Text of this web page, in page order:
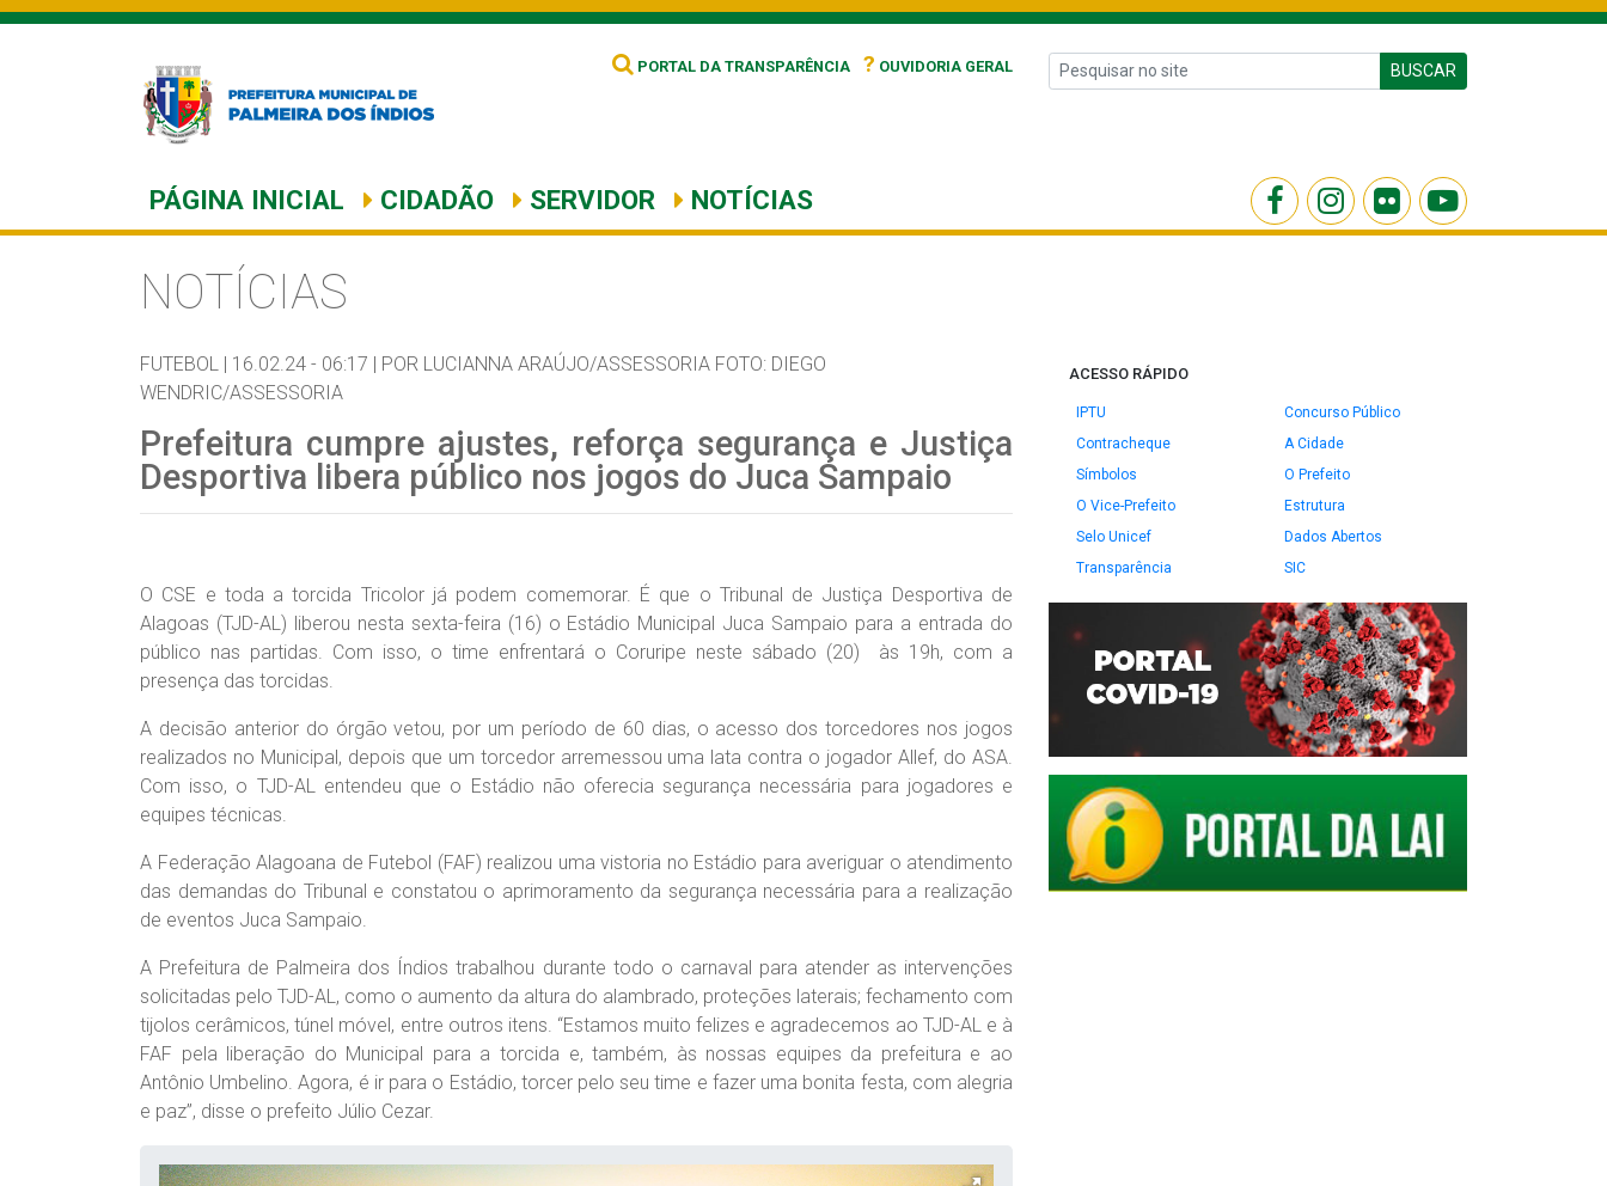
PORTAL DA TRANSPARÊNCIA ? OUVIDORIA GERAL BUSCAR
PÁGINA INICIAL CIDADÃO SERVIDOR NOTÍCIAS
NOTÍCIAS
FUTEBOL | 16.02.24 - 06:17 | POR LUCIANNA ARAÚJO/ASSESSORIA FOTO: DIEGO
WENDRIC/ASSESSORIA
Prefeitura cumpre ajustes, reforça segurança e Justiça
Desportiva libera público nos jogos do Juca Sampaio
O CSE e toda a torcida Tricolor já podem comemorar. É que o Tribunal de Justiça Desportiva de
Alagoas (TJD-AL) liberou nesta sexta-feira (16) o Estádio Municipal Juca Sampaio para a entrada do
público nas partidas. Com isso, o time enfrentará o Coruripe neste sábado (20) às 19h, com a
presença das torcidas.
A decisão anterior do órgão vetou, por um período de 60 dias, o acesso dos torcedores nos jogos
realizados no Municipal, depois que um torcedor arremessou uma lata contra o jogador Allef, do ASA.
Com isso, o TJD-AL entendeu que o Estádio não oferecia segurança necessária para jogadores e
equipes técnicas.
A Federação Alagoana de Futebol (FAF) realizou uma vistoria no Estádio para averiguar o atendimento
das demandas do Tribunal e constatou o aprimoramento da segurança necessária para a realização
de eventos Juca Sampaio.
A Prefeitura de Palmeira dos Índios trabalhou durante todo o carnaval para atender as intervenções
solicitadas pelo TJD-AL, como o aumento da altura do alambrado, proteções laterais; fechamento com
tijolos cerâmicos, túnel móvel, entre outros itens. “Estamos muito felizes e agradecemos ao TJD-AL e à
FAF pela liberação do Municipal para a torcida e, também, às nossas equipes da prefeitura e ao
Antônio Umbelino. Agora, é ir para o Estádio, torcer pelo seu time e fazer uma bonita festa, com alegria
e paz”, disse o prefeito Júlio Cezar.
ACESSO RÁPIDO
IPTU
Concurso Público
Contracheque
A Cidade
Símbolos
O Prefeito
O Vice-Prefeito
Estrutura
Selo Unicef
Dados Abertos
Transparência
SIC